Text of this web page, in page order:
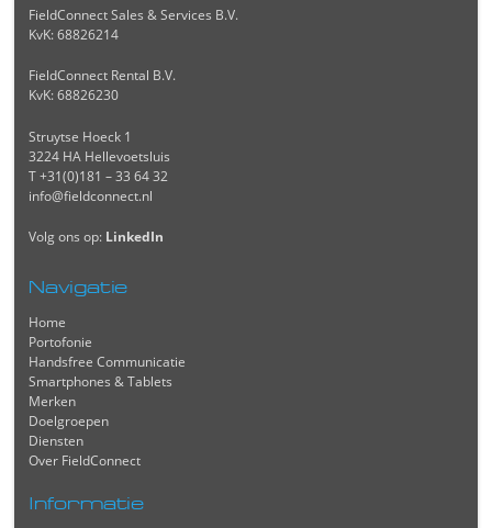
FieldConnect Sales & Services B.V.
KvK: 68826214
FieldConnect Rental B.V.
KvK: 68826230
Struytse Hoeck 1
3224 HA Hellevoetsluis
T +31(0)181 – 33 64 32
info@fieldconnect.nl
Volg ons op: LinkedIn
Navigatie
Home
Portofonie
Handsfree Communicatie
Smartphones & Tablets
Merken
Doelgroepen
Diensten
Over FieldConnect
Informatie